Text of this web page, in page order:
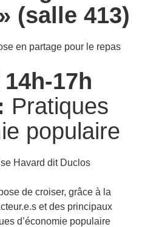
(salle 413)
en partage pour le repas
17h
Pratiques
populaire
Havard dit Duclos
de croiser, grâce à la
et des principaux
d’économie populaire